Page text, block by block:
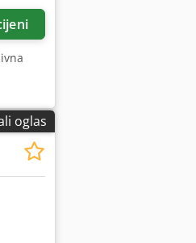
oglas